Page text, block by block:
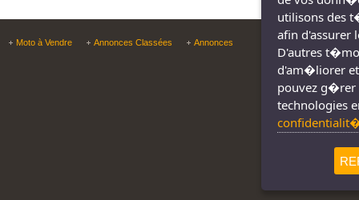
Moto à Vendre Annonces Classées
Annonces
Copyright © Tous
utilisons des
afin d'assurer
D'autres
d'am�liorer
pouvez
technologies